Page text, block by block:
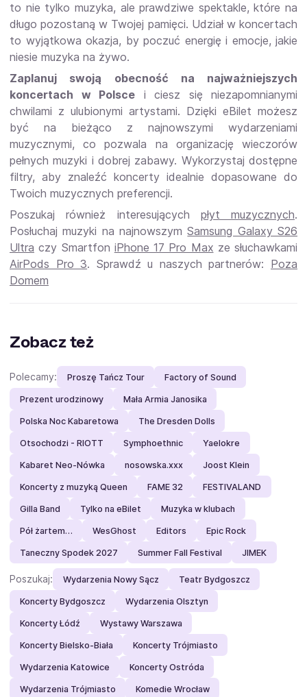
to nie tylko muzyka, ale prawdziwe spektakle, które na
długo pozostaną w Twojej pamięci. Udział w koncertach
to wyjątkowa okazja, by poczuć energię i emocje, jakie
niesie muzyka na żywo.
Zaplanuj swoją obecność na najważniejszych
koncertach w Polsce i ciesz się niezapomnianymi
chwilami z ulubionymi artystami. Dzięki eBilet możesz
być na bieżąco z najnowszymi wydarzeniami
muzycznymi, co pozwala na organizację wieczorów
pełnych muzyki i dobrej zabawy. Wykorzystaj dostępne
filtry, aby znaleźć koncerty idealnie dopasowane do
Twoich muzycznych preferencji.
Poszukaj również interesujących płyt muzycznych.
Posłuchaj muzyki na najnowszymSamsung Galaxy S26
Ultra czy Smartfon iPhone 17 Pro Max ze słuchawkami
AirPods Pro 3. Sprawdź u naszych partnerów: Poza
Domem
Zobacz też
Polecamy: Proszę Tańcz Tour Factory of Sound
Prezent urodzinowy Mała Armia Janosika
Polska Noc Kabaretowa The Dresden Dolls
Otsochodzi - RIOTT Symphoethnic Yaelokre
Kabaret Neo-Nówka nosowska.xxx Joost Klein
Koncerty z muzyką Queen FAME 32 FESTIVALAND
Gilla Band Tylko na eBilet Muzyka w klubach
Pół żartem… WesGhost Editors Epic Rock
Taneczny Spodek 2027 Summer Fall Festival JIMEK
Poszukaj: Wydarzenia Nowy Sącz Teatr Bydgoszcz
Koncerty Bydgoszcz Wydarzenia Olsztyn
Koncerty Łódź Wystawy Warszawa
Koncerty Bielsko-Biała Koncerty Trójmiasto
Wydarzenia Katowice Koncerty Ostróda
Wydarzenia Trójmiasto Komedie Wrocław